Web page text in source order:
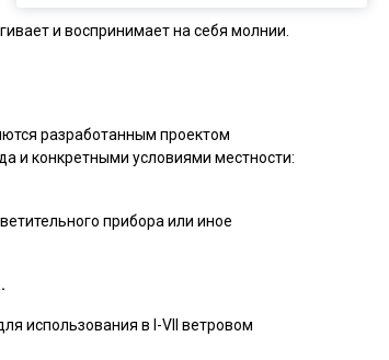
и воспринимает на себя молнии.
разработанным проектом
и конкретными условиями местности:
прибора или иное
использования в I-VII ветровом